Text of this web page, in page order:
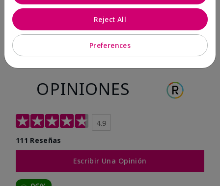
OPINIONES
4.9
111 Reseñas
Escribir Una Opinión
Preferences
Reject All